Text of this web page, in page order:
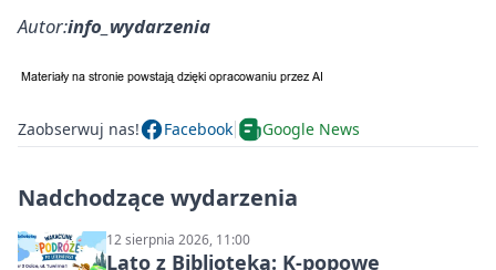
Autor:info_wydarzenia
Zaobserwuj nas! Facebook Google News
Nadchodzące wydarzenia
12 sierpnia 2026, 11:00
Lato z Biblioteką: K-popowe